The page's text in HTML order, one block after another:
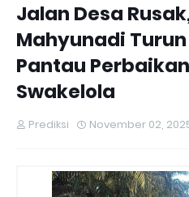
Jalan Desa
Mahyunadi
Pantau
Swakelola
Prediksi November 02,